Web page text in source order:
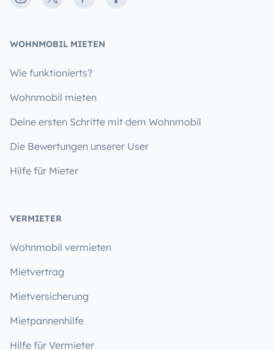
WOHNMOBIL MIETEN
Wie funktionierts?
Wohnmobil mieten
Deine ersten Schritte mit dem Wohnmobil
Die Bewertungen unserer User
Hilfe für Mieter
VERMIETER
Wohnmobil vermieten
Mietvertrag
Mietversicherung
Mietpannenhilfe
Hilfe für Vermieter